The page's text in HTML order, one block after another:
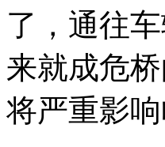
了，通往
来就成危
将严重影